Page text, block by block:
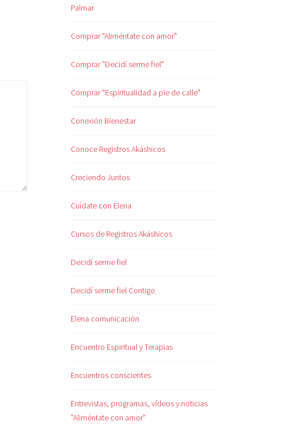
Palmar
Comprar "Aliméntate con amor"
Comprar "Decidí serme fiel"
Comprar "Espiritualidad a pie de calle"
Conexión Bienestar
Conoce Registros Akáshicos
Creciendo Juntos
Cuídate con Elena
Cursos de Registros Akáshicos
Decidí serme fiel
Decidí serme fiel Contigo
Elena comunicación
Encuentro Espiritual y Terapias
Encuentros conscientes
Entrevistas, programas, vídeos y noticias
"Aliméntate con amor"